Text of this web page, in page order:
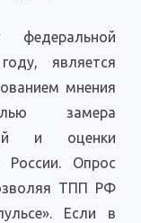
федеральной
является
мнения
замера
и оценки
России. Опрос
ТПП РФ
Если в